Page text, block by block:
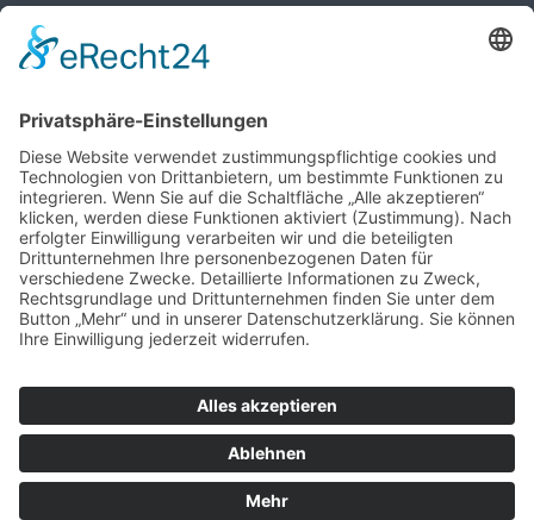
Öffnungszeiten des Pfarrbüros
MO, MI, FR: 8:30 Uhr - 10:30 Uhr
Wir benötigen Ihre Zustimmung, um
den Google Maps-Service zu laden!
Wir verwenden einen Service eines
Drittanbieters, um Karteninhalte einzubetten.
Dieser Service kann Daten zu Ihren Aktivitäten
und stimmen Sie der Nutzung des Service zu,
um diese Karte anzuzeigen.
MEHR
INFORMATIONEN